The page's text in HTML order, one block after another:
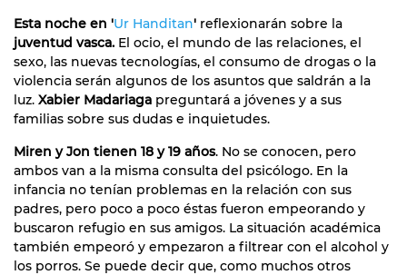
Esta noche en 'Ur Handitan' reflexionarán sobre la
juventud vasca. El ocio, el mundo de las relaciones, el
sexo, las nuevas tecnologías, el consumo de drogas o la
violencia serán algunos de los asuntos que saldrán a la
luz. Xabier Madariaga preguntará a jóvenes y a sus
familias sobre sus dudas e inquietudes.
Miren y Jon tienen 18 y 19 años. No se conocen, pero
ambos van a la misma consulta del psicólogo. En la
infancia no tenían problemas en la relación con sus
padres, pero poco a poco éstas fueron empeorando y
buscaron refugio en sus amigos. La situación académica
también empeoró y empezaron a filtrear con el alcohol y
los porros. Se puede decir que, como muchos otros